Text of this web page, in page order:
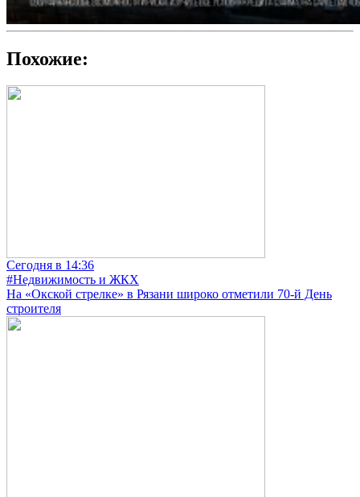
Похожие:
Сегодня в 14:36
#Недвижимость и ЖКХ
На «Окской стрелке» в Рязани широко отметили 70-й День
строителя